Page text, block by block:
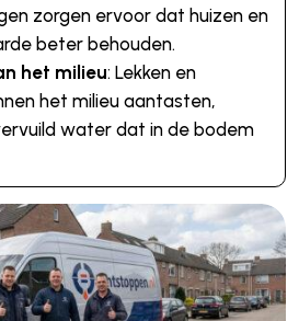
zorgen ervoor dat huizen en
beter behouden.
het milieu: Lekken en
het milieu aantasten,
water dat in de bodem